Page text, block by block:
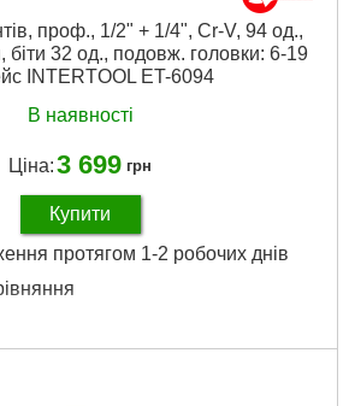
проф., 1/2" + 1/4", Cr-V, 94 од.,
біти 32 од., подовж. головки: 6-19
INTERTOOL ET-6094
В наявності
Ціна:3 699 грн
Купити
протягом 1-2 робочих днів